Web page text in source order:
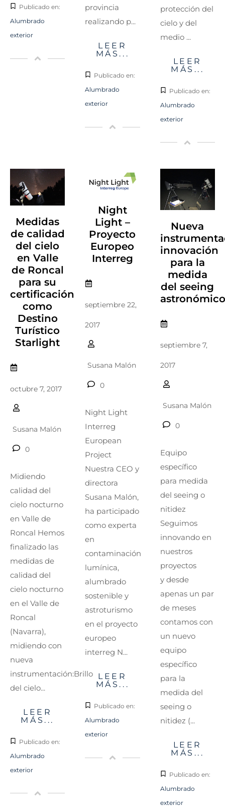
Publicado en:
Alumbrado
exterior
provincia
realizando p...
LEER
MÁS...
Publicado en:
Alumbrado
exterior
protección del
cielo y del
medio ...
LEER
MÁS...
Publicado en:
Alumbrado
exterior
Medidas
de calidad
del cielo
en Valle
de Roncal
para su
certificación
como
Destino
Turístico
Starlight
octubre 7, 2017
Susana Malón
0
Midiendo
calidad del
cielo nocturno
en Valle de
Roncal Hemos
finalizado las
medidas de
calidad del
cielo nocturno
en el Valle de
Roncal
(Navarra),
midiendo con
nueva
instrumentación:Brillo
del cielo...
LEER
MÁS...
Publicado en:
Alumbrado
exterior
Night
Light –
Proyecto
Europeo
Interreg
septiembre 22,
2017
Susana Malón
0
Night Light
Interreg
European
Project
Nuestra CEO y
directora
Susana Malón,
ha participado
como experta
en
contaminación
lumínica,
alumbrado
sostenible y
astroturismo
en el proyecto
europeo
interreg N...
LEER
MÁS...
Publicado en:
Alumbrado
exterior
Nueva
innovación
para la
medida
del seeing
astronómico
septiembre 7,
2017
Susana Malón
0
Equipo
específico
para medida
del seeing o
nitidez
Seguimos
innovando en
nuestros
proyectos
y desde
apenas un par
de meses
contamos con
un nuevo
equipo
específico
para la
medida del
seeing o
nitidez (...
LEER
MÁS...
Publicado en:
Alumbrado
exterior